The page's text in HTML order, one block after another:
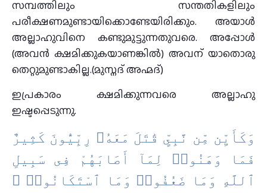
സമ്പത്തിലും സന്തതികളിലും
പരീക്ഷണമുണ്ടായിക്കൊണ്ടേയിരിക്കും. അയാള്‍
അല്ലാഹുവിനെ കണ്ടുമുട്ടുന്നതുവരെ. അപ്പോള്‍
(അവന്‍ ക്ഷമിക്കുകയാണങ്കില്‍) അവന് യാതൊരു
തെറ്റുമുണ്ടാകില്ല.(മുസ്നദ് അഹ്മദ്)
ഇപ്രകാരം ക്ഷമിക്കുന്നവരെ അല്ലാഹു
ഇഷ്ടപ്പെടുന്നു.
ﻭَﻛَﺄَﻳِّﻦ ﻣِّﻦ ﻧَّﺒِﻰٍّ ﻗَٰﺘَﻞَ ﻣَﻌَﻪُۥ ﺭِﺑِّﻴُّﻮﻥَ ﻛَﺜِﻴﺮٌ
ﻓَﻤَﺎ ﻭَﻫَﻨُﻮا۟ ﻟِﻤَﺎٓ ﺃَﺻَﺎﺑَﻬُﻢْ ﻓِﻰ ﺳَﺒِﻴﻞِ
ٱﻟﻠَّﻪِ ﻭَﻣَﺎ ﺿَﻌُﻔُﻮا۟ ﻭَﻣَﺎ ٱﺳْﺘَﻜَﺎﻧُﻮا۟ ۗ